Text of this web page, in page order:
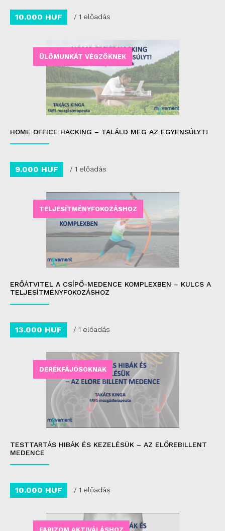
10.000 HUF / 1 előadás
ÜLŐMUNKÁT VÉGZŐKNEK
HOME OFFICE HACKING – TALÁLD MEG AZ EGYENSÚLYT!
9.000 HUF / 1 előadás
TELJESÍTMÉNYFOKOZÁSHOZ
ERŐÁTVITEL A CSÍPŐ-MEDENCE KOMPLEXBEN – KULCS A
TELJESÍTMÉNYFOKOZÁSHOZ
13.000 HUF / 1 előadás
DERÉKFÁJÓSOKNAK
TESTTARTÁS HIBÁK ÉS KEZELÉSÜK – AZ ELŐREBILLENT
MEDENCE
10.000 HUF / 1 előadás